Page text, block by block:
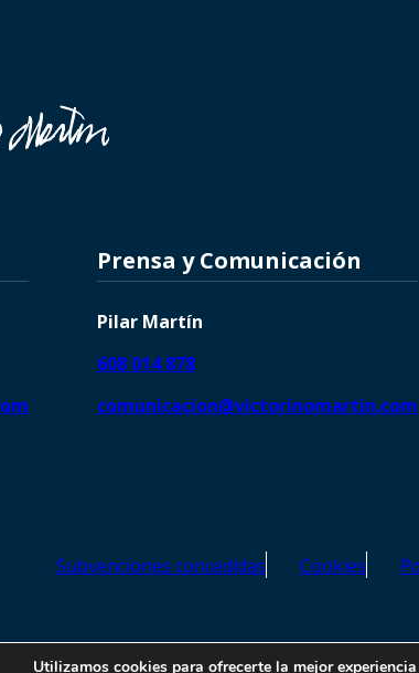
Prensa y Comunicación
Pilar Martín
608 014 878
comunicacion@victorinomartin.com
Subvenciones concedidas Cookies
© 2026 Copyright © | Victorino Martín – Todos los
Utilizamos cookies para ofrecerte la mejor